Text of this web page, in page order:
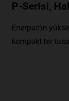
P-Serisi,
Enerpac’ın
kompakt bir